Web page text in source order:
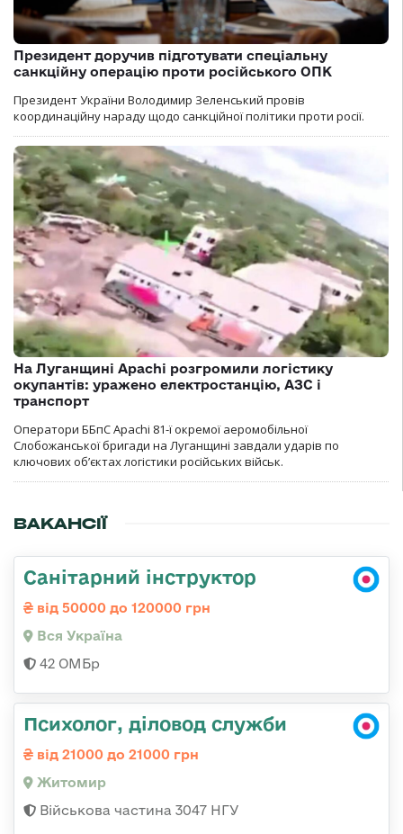
Президент доручив підготувати спеціальну
санкційну операцію проти російського ОПК
Президент України Володимир Зеленський провів
координаційну нараду щодо санкційної політики проти росії.
На Луганщині Apachi розгромили логістику
окупантів: уражено електростанцію, АЗС і
транспорт
Оператори ББпС Apachi 81-ї окремої аеромобільної
Слобожанської бригади на Луганщині завдали ударів по
ключових об’єктах логістики російських військ.
ВАКАНСІЇ
Санітарний інструктор
від 50000 до 120000 грн
Вся Україна
42 ОМБр
Психолог, діловод служби
від 21000 до 21000 грн
Житомир
Військова частина 3047 НГУ